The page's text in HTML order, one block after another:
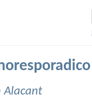
Alacant